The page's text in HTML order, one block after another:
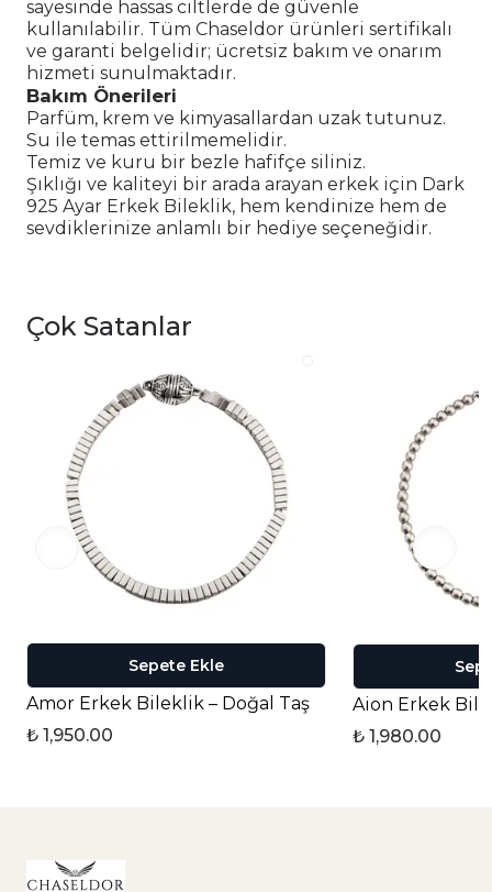
sayesinde hassas ciltlerde de güvenle
kullanılabilir. Tüm Chaseldor ürünleri sertifikalı
ve garanti belgelidir; ücretsiz bakım ve onarım
hizmeti sunulmaktadır.
Bakım Önerileri
Parfüm, krem ve kimyasallardan uzak tutunuz.
Su ile temas ettirilmemelidir.
Temiz ve kuru bir bezle hafifçe siliniz.
Şıklığı ve kaliteyi bir arada arayan erkek için Dark
925 Ayar Erkek Bileklik, hem kendinize hem de
sevdiklerinize anlamlı bir hediye seçeneğidir.
Çok Satanlar
Sepete Ekle
Amor Erkek Bileklik – Doğal Taş
₺ 1,950.00
Aion Erkek
₺ 1,980.00